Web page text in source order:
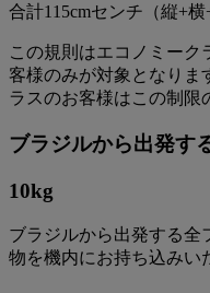
合計115cmセンチ（縦+
この規則はエコノミーク
客様のみが対象となりま
ラスのお客様はこの制限
ブラジルから出発す
10kg
ブラジルから出発する全
物を機内にお持ち込みい